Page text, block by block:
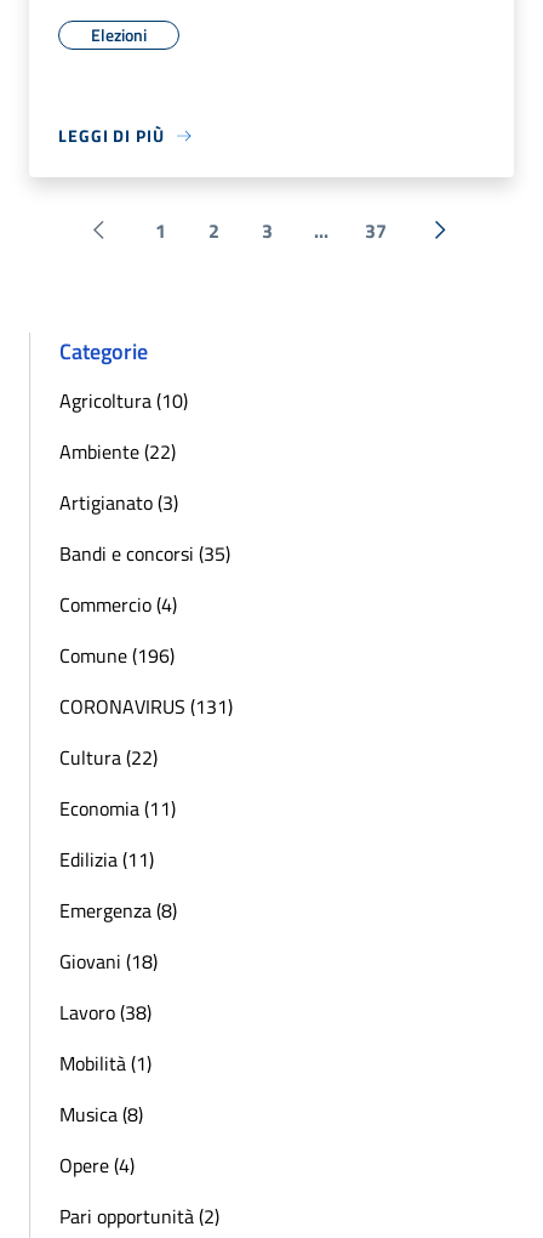
Elezioni
LEGGI DI PIÙ
Pagina precedente
1 2 3 ... 37 Successiva
Categorie
Agricoltura (10)
Ambiente (22)
Artigianato (3)
Bandi e concorsi (35)
Commercio (4)
Comune (196)
CORONAVIRUS (131)
Cultura (22)
Economia (11)
Edilizia (11)
Emergenza (8)
Giovani (18)
Lavoro (38)
Mobilità (1)
Musica (8)
Opere (4)
Pari opportunità (2)